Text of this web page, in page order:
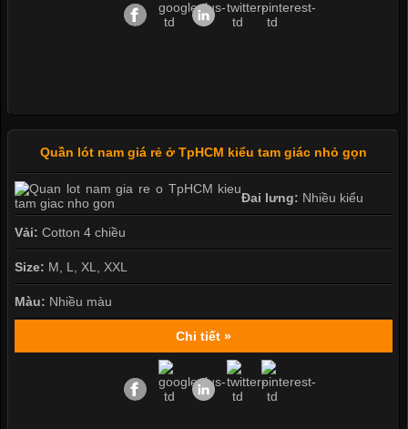
Quần lót nam giá rẻ ở TpHCM kiểu tam giác nhỏ gọn
Đai lưng: Nhiều kiểu
Vải: Cotton 4 chiều
Size: M, L, XL, XXL
Màu: Nhiều màu
Chi tiết »